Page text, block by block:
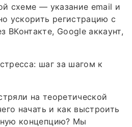
схеме — указание email и
ускорить регистрацию с
ВКонтакте, Google аккаунт,
шаг за шагом к
на теоретической
начать и как выстроить
концепцию? Мы